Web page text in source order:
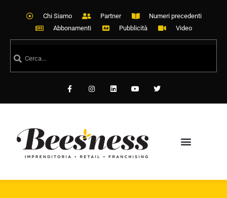
Chi Siamo Partner
Numeri precedenti
Abbonamenti
Pubblicità Video